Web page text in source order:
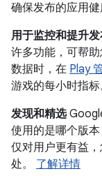
确保发布的应用健
用于监控和提升
许多功能，可帮
数据时，在 Play
游戏的每小时指标
发现和精选
使用的是哪个版
仅对用户更有益
处。 了解详情